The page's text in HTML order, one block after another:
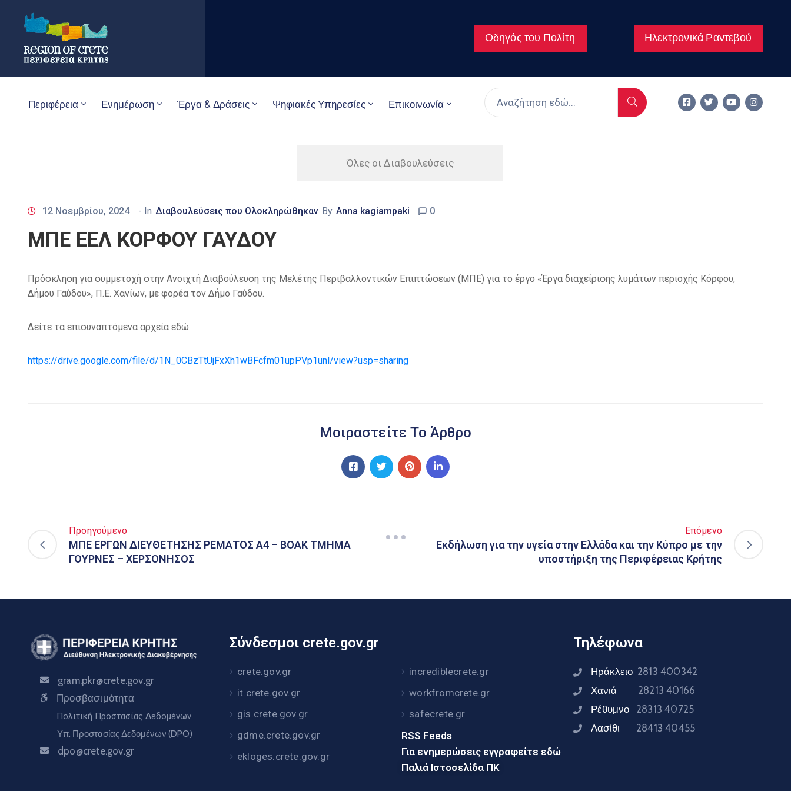
Οδηγός του Πολίτη Ηλεκτρονικά Ραντεβού
Περιφέρεια Ενημέρωση Έργα & Δράσεις Ψηφιακές Υπηρεσίες Επικοινωνία
Όλες οι Διαβουλεύσεις
12 Νοεμβρίου, 2024 - In Διαβουλεύσεις που Ολοκληρώθηκαν By Anna kagiampaki 0
ΜΠΕ ΕΕΛ ΚΟΡΦΟΥ ΓΑΥΔΟΥ
Πρόσκληση για συμμετοχή στην Ανοιχτή Διαβούλευση της Μελέτης Περιβαλλοντικών Επιπτώσεων (ΜΠΕ) για το έργο «Έργα διαχείρισης λυμάτων περιοχής Κόρφου,
Δήμου Γαύδου», Π.Ε. Χανίων, με φορέα τον Δήμο Γαύδου.
Δείτε τα επισυναπτόμενα αρχεία εδώ:
https://drive.google.com/file/d/1N_0CBzTtUjFxXh1wBFcfm01upPVp1unl/view?usp=sharing
Μοιραστείτε Το Άρθρο
Προηγούμενο
ΜΠΕ ΕΡΓΩΝ ΔΙΕΥΘΕΤΗΣΗΣ ΡΕΜΑΤΟΣ Α4 – ΒΟΑΚ ΤΜΗΜΑ
ΓΟΥΡΝΕΣ – ΧΕΡΣΟΝΗΣΟΣ
Επόμενο
Εκδήλωση για την υγεία στην Ελλάδα και την Κύπρο με την
υποστήριξη της Περιφέρειας Κρήτης
gram.pkr@crete.gov.gr
Προσβασιμότητα
Πολιτική Προστασίας Δεδομένων
Υπ. Προστασίας Δεδομένων (DPO)
dpo@crete.gov.gr
Σύνδεσμοι crete.gov.gr
crete.gov.gr
it.crete.gov.gr
gis.crete.gov.gr
gdme.crete.gov.gr
ekloges.crete.gov.gr
incrediblecrete.gr
workfromcrete.gr
safecrete.gr
RSS Feeds
Για ενημερώσεις εγγραφείτε εδώ
Παλιά Ιστοσελίδα ΠΚ
Τηλέφωνα
Ηράκλειο 2813 400342
Χανιά 28213 40166
Ρέθυμνο 28313 40725
Λασίθι 28413 40455